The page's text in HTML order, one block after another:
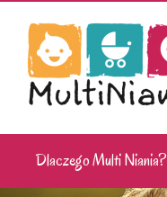
Dlaczego Multi Niania?